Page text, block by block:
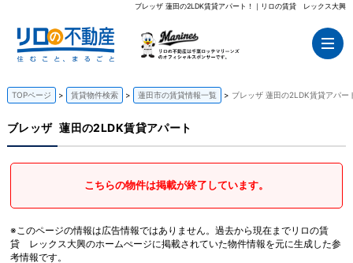
ブレッザ 蓮田の2LDK賃貸アパート！｜リロの賃貸 レックス大興
TOPページ 賃貸物件検索 蓮田市の賃貸情報一覧 ブレッザ 蓮田の2LDK賃貸アパー
ブレッザ 蓮田の2LDK賃貸アパート
こちらの物件は掲載が終了しています。
※このページの情報は広告情報ではありません。過去から現在までリロの賃
貸 レックス大興のホームぺージに掲載されていた物件情報を元に生成した参
考情報です。